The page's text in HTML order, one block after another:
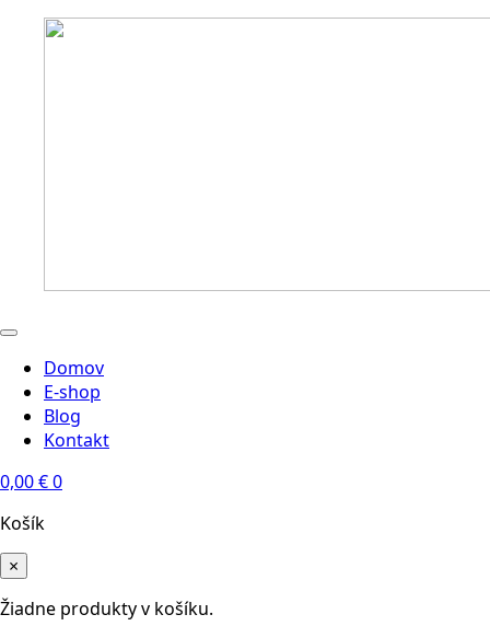
Domov
E-shop
Blog
Kontakt
0,00€0
Košík
×
Žiadne produkty v košíku.